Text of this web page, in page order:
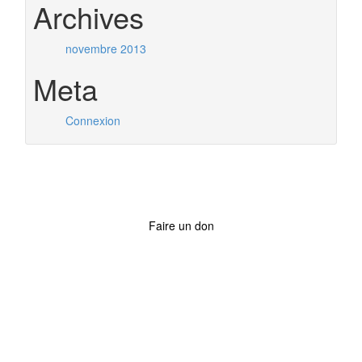
Archives
novembre 2013
Meta
Connexion
Faire un don